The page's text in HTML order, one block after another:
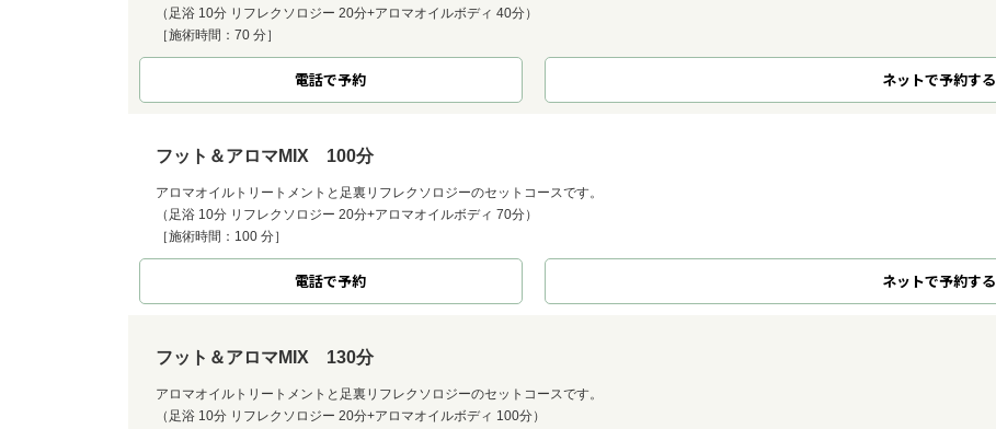
（足浴 10分 リフレクソロジー 20分+アロマオイルボディ 40分）
［施術時間：70 分］
電話で予約 ネットで予約する
フット＆アロマMIX 100分
アロマオイルトリートメントと足裏リフレクソロジーのセットコースです。
（足浴 10分 リフレクソロジー 20分+アロマオイルボディ 70分）
［施術時間：100 分］
電話で予約 ネットで予約する
フット＆アロマMIX 130分
アロマオイルトリートメントと足裏リフレクソロジーのセットコースです。
（足浴 10分 リフレクソロジー 20分+アロマオイルボディ 100分）